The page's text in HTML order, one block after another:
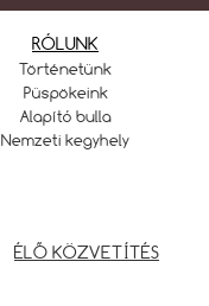
RÓLUNK
Történetünk
Püspökeink
Alapító bulla
Nemzeti kegyhely
ÉLŐ KÖZVETÍTÉS